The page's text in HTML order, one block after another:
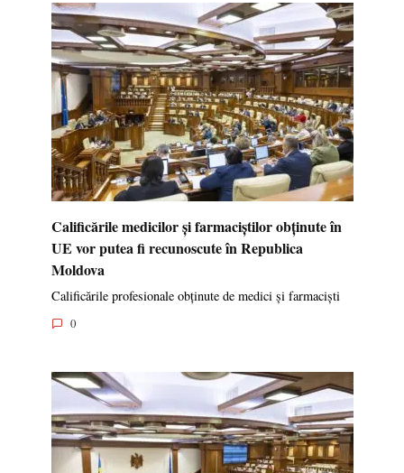
Calificările medicilor și farmaciștilor obținute în
UE vor putea fi recunoscute în Republica
Moldova
Calificările profesionale obținute de medici și farmaciști
0